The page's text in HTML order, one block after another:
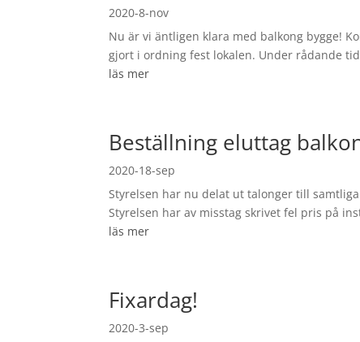
2020-8-nov
Nu är vi äntligen klara med balkong bygge!
gjort i ordning fest lokalen. Under rådande
läs mer
Beställning eluttag
2020-18-sep
Styrelsen har nu delat ut talonger till
Styrelsen har av misstag skrivet fel pris på
läs mer
Fixardag!
2020-3-sep